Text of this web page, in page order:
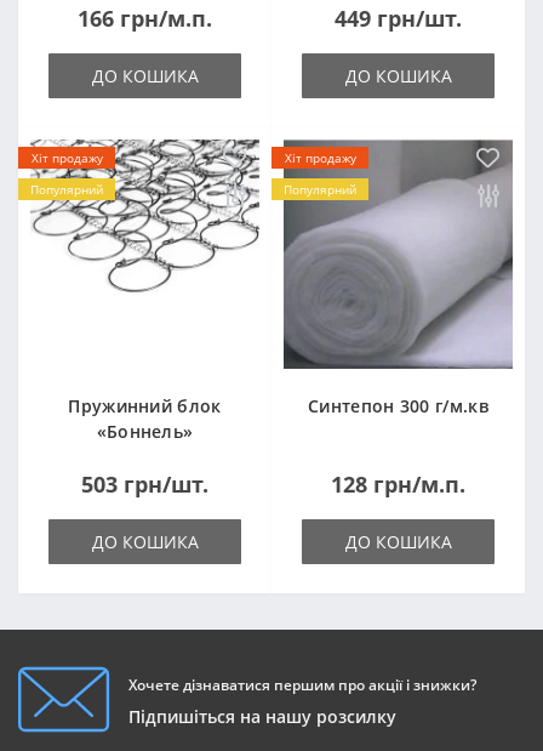
166 грн/м.п.
ДО КОШИКА
(1000x2000мм)
449 грн/шт.
ДО КОШИКА
Хіт продажу
Популярний
Пружинний блок
«Боннель»
503 грн/шт.
ДО КОШИКА
Хіт продажу
Популярний
Синтепон 300 г/м.кв
128 грн/м.п.
ДО КОШИКА
Хочете дізнаватися першим про акції і знижки?
Підпишіться на нашу розсилку